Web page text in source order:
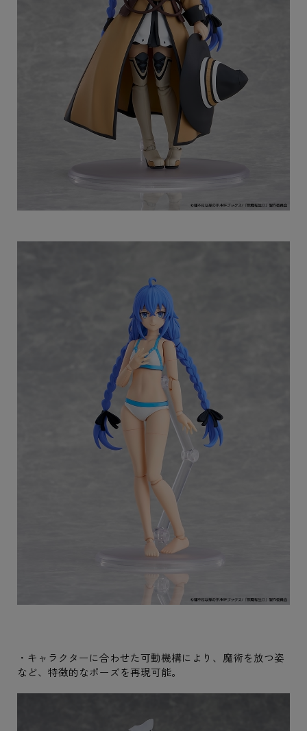
・キャラクターに合わせた可動機構により、魔術を放つ姿
など、特徴的なポーズを再現可能。